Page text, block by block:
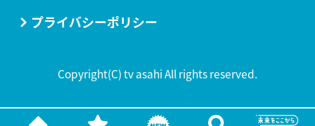
プライバシーポリシー
Copyright(C) tv asahi All rights reserved.